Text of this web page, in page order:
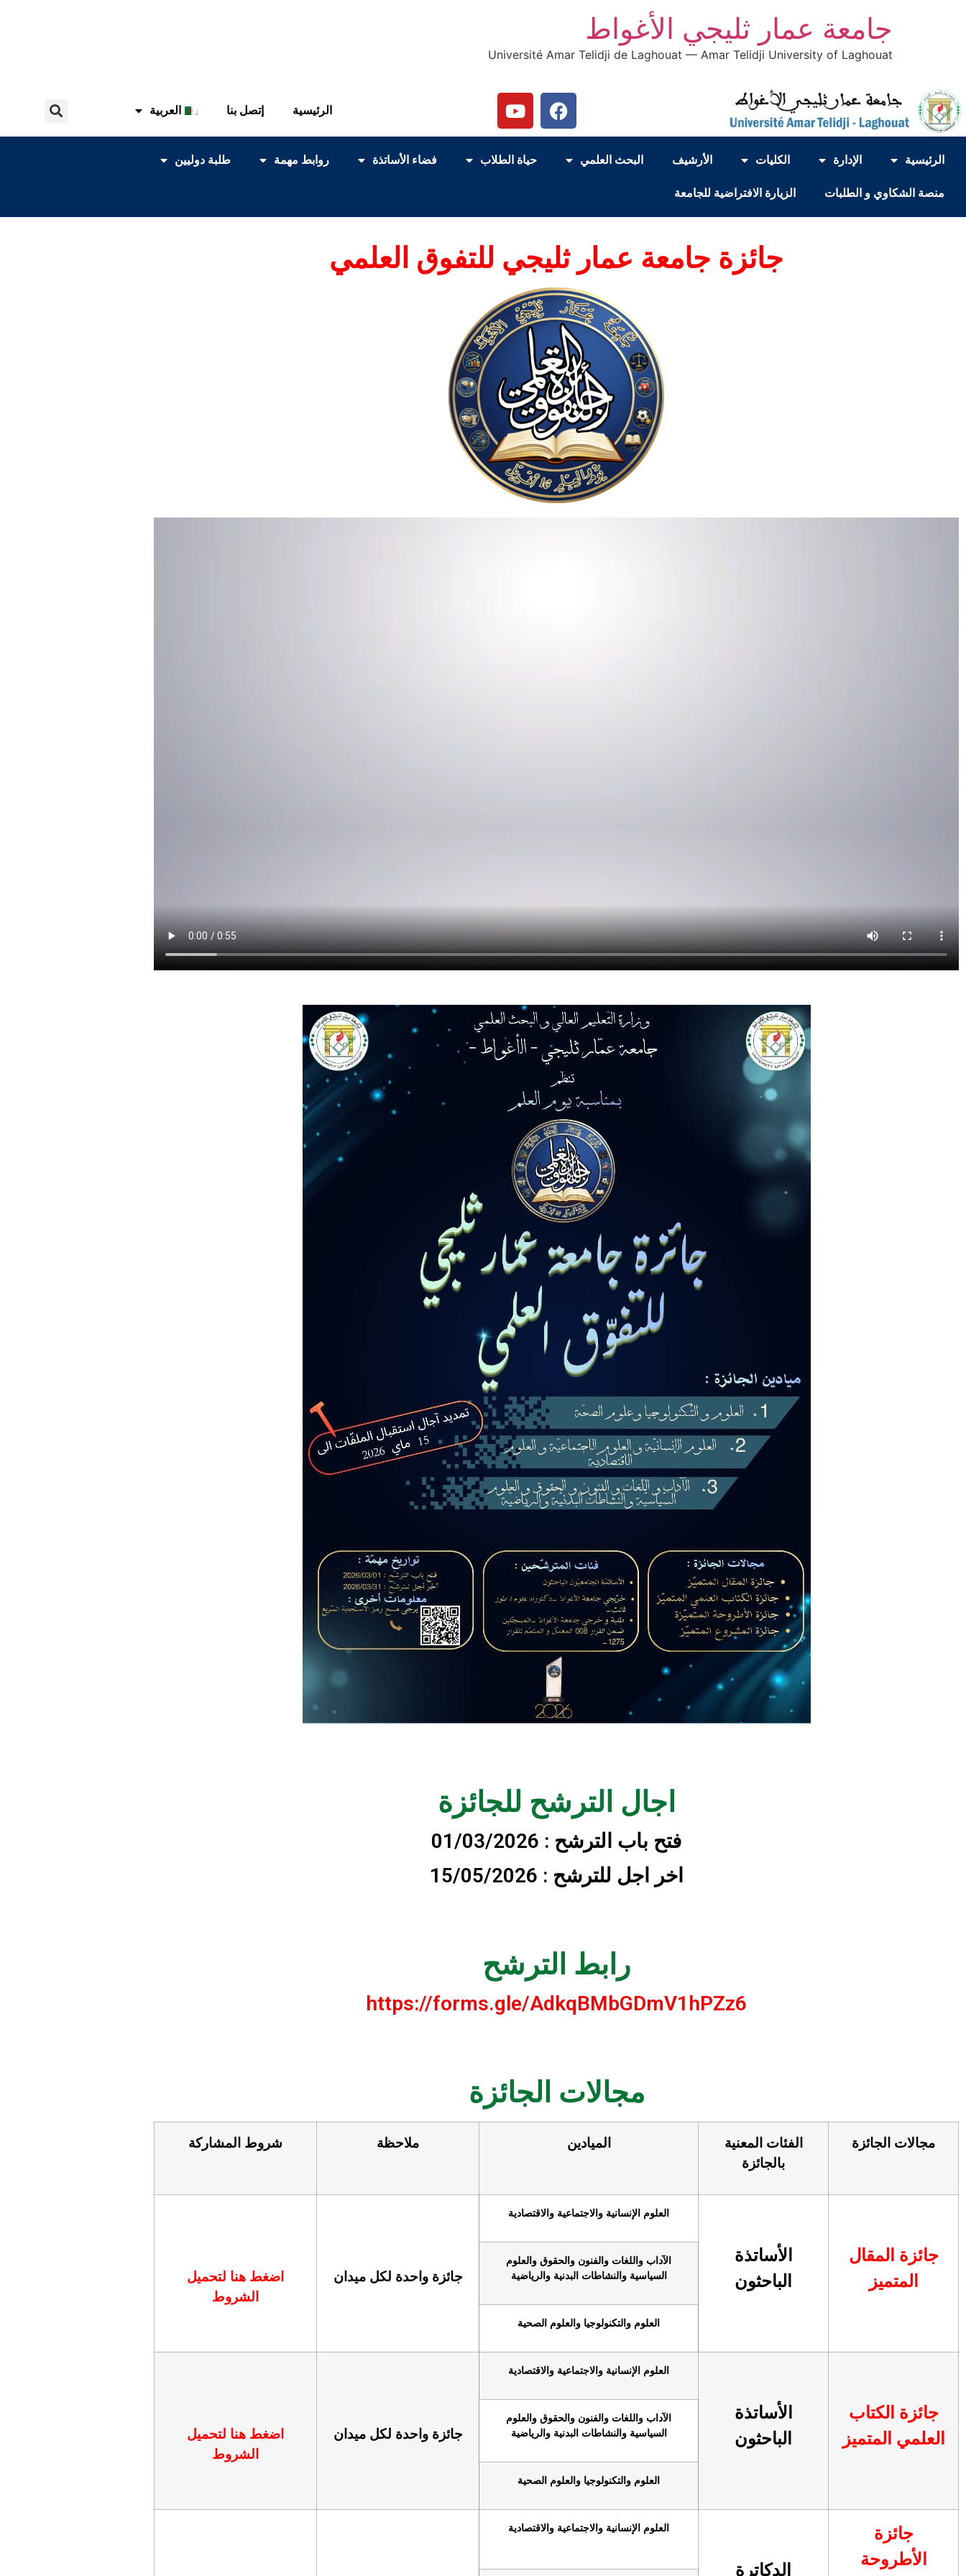
جامعة عمار ثليجي الأغواط
Université Amar Telidji de Laghouat — Amar Telidji University of Laghouat
الرئيسية إتصل بنا العربية
الرئيسية الإدارة الكليات الأرشيف البحث العلمي حياة الطلاب فضاء الأساتذة روابط مهمة طلبة دوليين
منصة الشكاوي و الطلبات الزيارة الافتراضية للجامعة
جائزة جامعة عمار ثليجي للتفوق العلمي
اجال الترشح للجائزة
فتح باب الترشح : 01/03/2026
اخر اجل للترشح : 15/05/2026
رابط الترشح
https://forms.gle/AdkqBMbGDmV1hPZz6
مجالات الجائزة
مجالات الجائزة
الفئات المعنية
بالجائزة
الميادين ملاحظة شروط المشاركة
جائزة المقال
المتميز
الأساتذة
الباحثون
العلوم الإنسانية والاجتماعية والاقتصادية
جائزة واحدة لكل ميدان
اضغط هنا لتحميل
الشروط
الآداب واللغات والفنون والحقوق والعلوم
السياسية والنشاطات البدنية والرياضية
العلوم والتكنولوجيا والعلوم الصحية
جائزة الكتاب
العلمي المتميز
الأساتذة
الباحثون
العلوم الإنسانية والاجتماعية والاقتصادية
جائزة واحدة لكل ميدان
اضغط هنا لتحميل
الشروط
الآداب واللغات والفنون والحقوق والعلوم
السياسية والنشاطات البدنية والرياضية
العلوم والتكنولوجيا والعلوم الصحية
جائزة
الأطروحة
الدكاترة
العلوم الإنسانية والاجتماعية والاقتصادية